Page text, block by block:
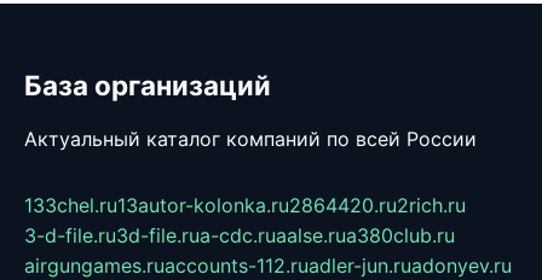
База организаций
Актуальный каталог компаний по всей России
133chel.ru13autor-kolonka.ru2864420.ru2rich.ru
3-d-file.ru3d-file.rua-cdc.ruaalse.rua380club.ru
airgungames.ruaccounts-112.ruadler-jun.ruadonyev.ru